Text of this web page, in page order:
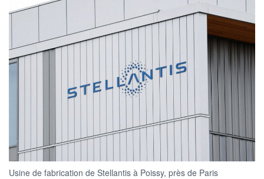
Usine de fabrication de Stellantis à Poissy, près de Paris